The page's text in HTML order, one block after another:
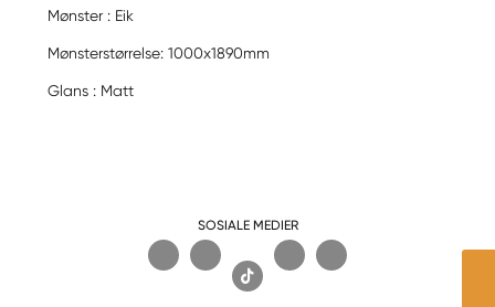
Mønster : Eik
Mønsterstørrelse: 1000x1890mm
Glans : Matt
SOSIALE MEDIER
